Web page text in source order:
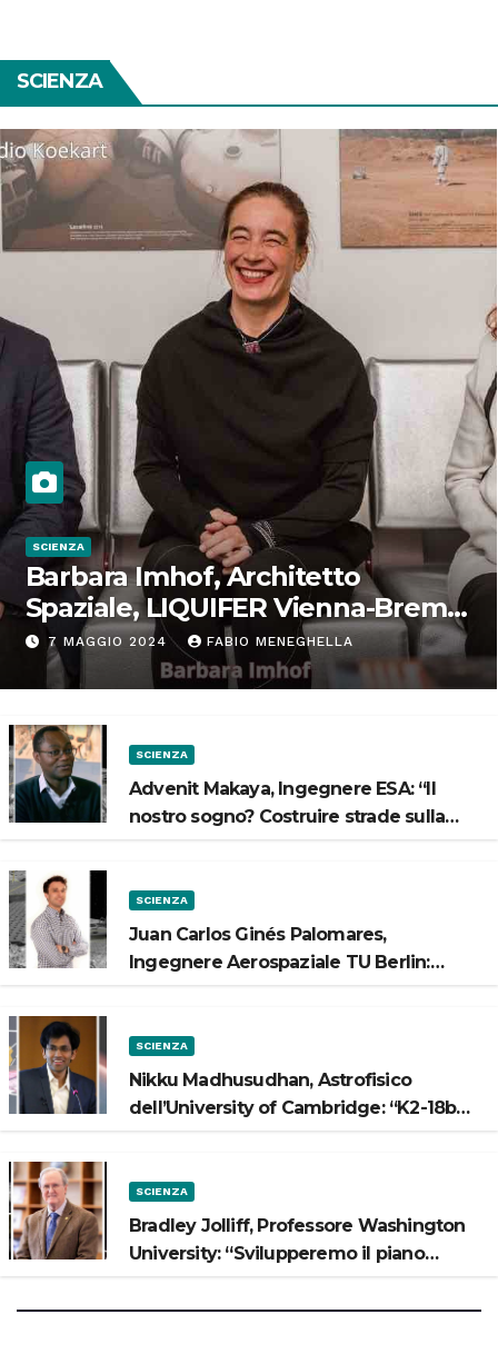
SCIENZA
SCIENZA
Barbara Imhof, Architetto
Spaziale, LIQUIFER Vienna-Brema:
“Progettiamo habitat per lo
Spazio”
7 MAGGIO 2024 FABIO MENEGHELLA
SCIENZA
Advenit Makaya, Ingegnere ESA: “Il
nostro sogno? Costruire strade sulla
SCIENZA
Juan Carlos Ginés Palomares,
Ingegnere Aerospaziale TU Berlin:
SCIENZA
Nikku Madhusudhan, Astrofisico
dell’University of Cambridge: “K2-18b
SCIENZA
Bradley Jolliff, Professore Washington
University: “Svilupperemo il piano